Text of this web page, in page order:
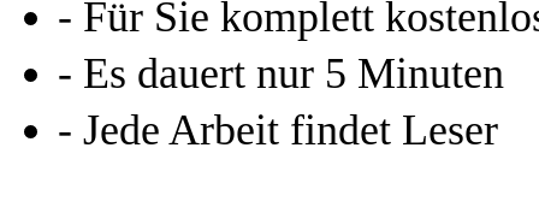
- Für Sie komplett
- Es dauert nur 5 Minuten
- Jede Arbeit findet Leser